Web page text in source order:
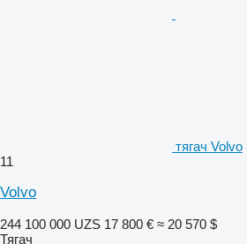
тягач Volvo
11
Volvo
244 100 000 UZS 17 800 € ≈ 20 570 $
Тягач